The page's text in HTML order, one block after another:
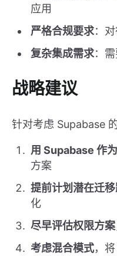
应用
严格合规要求：
复杂集成需求：
战略建议
针对考虑 Supabase
用 Supabase 作
方案
提前计划潜在迁
化
尽早评估权限方案
考虑混合模式，